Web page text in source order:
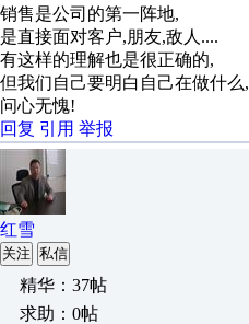
销售是公司的第一阵地,
是直接面对客户,朋友,敌人....
有这样的理解也是很正确的,
但我们自己要明白自己在做什么,
问心无愧!
回复 引用 举报
红雪
关注 私信
精华：37帖
求助：0帖